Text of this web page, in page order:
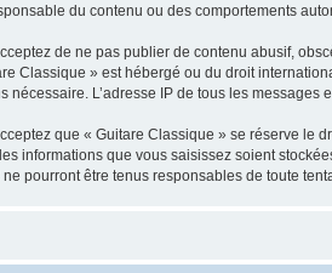
du contenu ou des comportements
de ne pas publier de contenu abusif,
Classique » est hébergé ou du droit
nécessaire. L’adresse IP de tous les
que « Guitare Classique » se réserve le
informations que vous saisissez soient
ne pourront être tenus responsables de toute